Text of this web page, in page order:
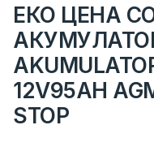
ЕКО ЦЕНА
12V95AH
STOP